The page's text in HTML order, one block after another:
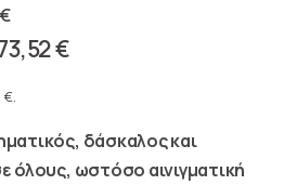
€
€
€.
δάσκαλος και
όλους, ωστόσο αινιγματική